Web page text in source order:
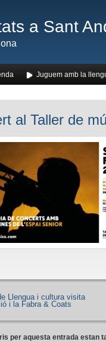
a Sant
Juguem amb la
al Taller de
Llengua i cultura visita
i la Fabra & Coats
per aquesta entrada estan